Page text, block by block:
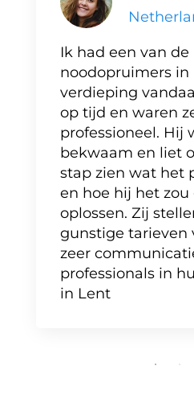
Ik had een van de
noodopruimers
verdieping
op tijd en waren
professioneel. Hij
bekwaam en liet
stap zien wat het
en hoe hij het zou
oplossen. Zij
gunstige tarieven
zeer
professionals in
in Lent